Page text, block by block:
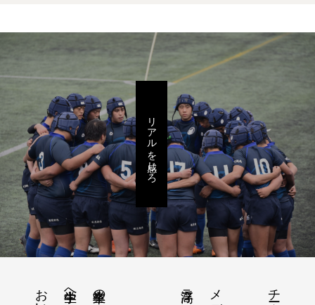
リアルを感じろ
チーム紹介
卒業生の進路
中学生へ